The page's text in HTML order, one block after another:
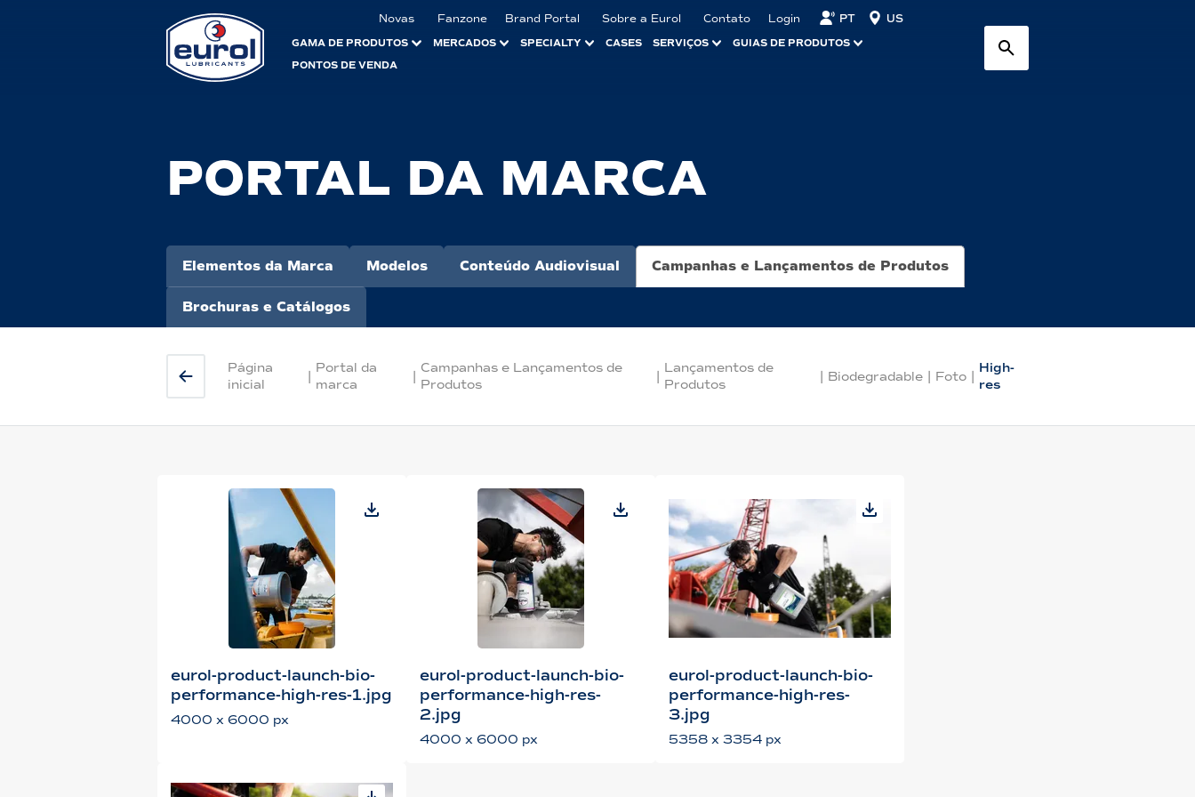
Novas Fanzone Brand Portal Sobre a Eurol Contato Login PT US
GAMA DE PRODUTOS MERCADOS SPECIALTY CASES SERVIÇOS
GUIAS DE PRODUTOS
PONTOS DE VENDA
PORTAL DA MARCA
Elementos da Marca Modelos Conteúdo Audiovisual Campanhas e Lançamentos de Produtos
Brochuras e Catálogos
Página
inicial
Portal da
marca
Campanhas e Lançamentos de
Produtos
Lançamentos de
Produtos
Biodegradable Foto
High-
res
eurol-product-launch-bio-
performance-high-res-1.jpg
4000 x 6000 px
eurol-product-launch-bio-
performance-high-res-
2.jpg
4000 x 6000 px
eurol-product-launch-bio-
performance-high-res-
3.jpg
5358 x 3354 px